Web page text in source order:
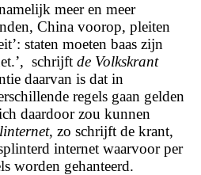
meer en meer
China voorop, pleiten
staten moeten baas zijn
schrijft de Volkskrant
daarvan is dat in
regels gaan gelden
daardoor zou kunnen
, zo schrijft de krant,
internet waarvoor per
worden gehanteerd.